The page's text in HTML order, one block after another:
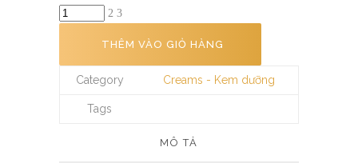
THÊM VÀO GIỎ HÀNG
Category Creams - Kem dưỡng
Tags
MÔ TẢ